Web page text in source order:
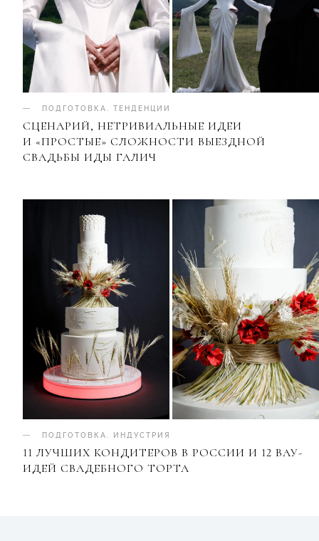
ПОДГОТОВКА. ТЕНДЕНЦИИ
СЦЕНАРИЙ, НЕТРИВИАЛЬНЫЕ ИДЕИ
И «ПРОСТЫЕ» СЛОЖНОСТИ ВЫЕЗДНОЙ
СВАДЬБЫ ИДЫ ГАЛИЧ
ПОДГОТОВКА. ИНДУСТРИЯ
11 ЛУЧШИХ КОНДИТЕРОВ В РОССИИ И 12 ВАУ-
ИДЕЙ СВАДЕБНОГО ТОРТА